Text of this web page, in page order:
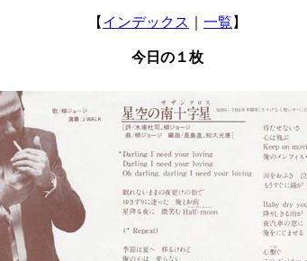
【 インデックス 一覧 】
今日の１枚